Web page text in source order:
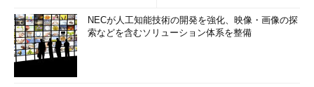
NECが人工知能技術の開発を強化、映像・画像の探
索などを含むソリューション体系を整備